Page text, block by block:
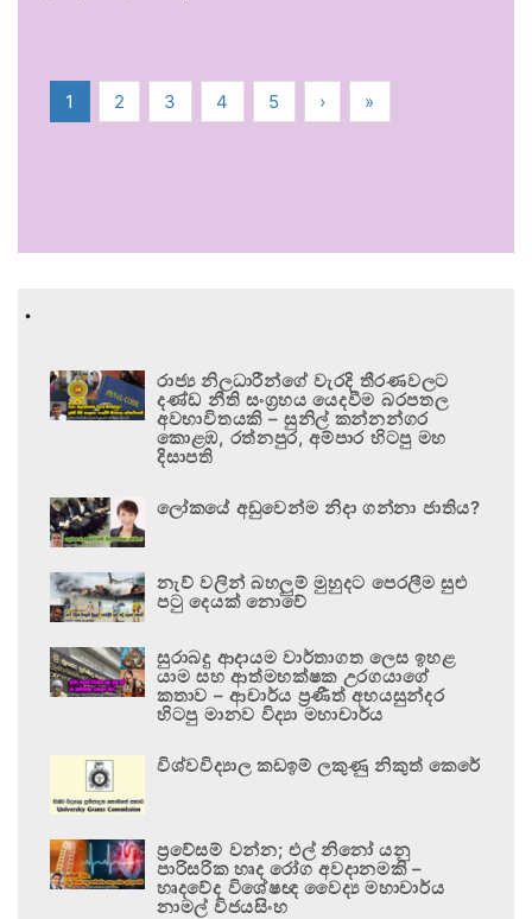
1 2 3 4 5 › »
.
රාජ්‍ය නිලධාරීන්ගේ වැරදි තීරණවලට
දණ්ඩ නීති සංග්‍රහය යෙදවීම බරපතල
අවභාවිතයකි – සුනිල් කන්නන්ගර
කොළඹ, රත්නපුර, අම්පාර හිටපු මහ
දිසාපති
ලෝකයේ අඩුවෙන්ම නිදා ගන්නා ජාතිය?
නැව් වලින් බහලුම් මුහුදට පෙරලීම සුළු
පටු දෙයක් නොවේ
සුරාබදු ආදායම වාර්තාගත ලෙස ඉහළ
යාම සහ ආත්මභක්ෂක උරගයාගේ
කතාව – ආචාර්ය ප්‍රණීත් අභයසුන්දර
හිටපු මානව විද්‍යා මහාචාර්ය
විශ්වවිද්‍යාල කඩඉම් ලකුණු නිකුත් කෙරේ
ප්‍රවේසම් වන්න; එල් නිනෝ යනු
පාරිසරික හෘද රෝග අවදානමකි –
හෘදවේද විශේෂඥ වෛද්‍ය මහාචාර්ය
නාමල් විජයසිංහ